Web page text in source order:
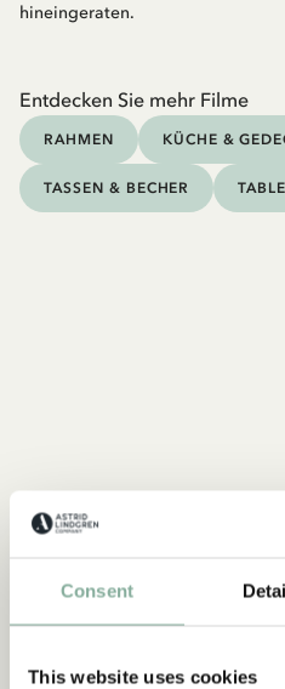
Consent
This website uses cookies
hineingeraten.
Entdecken Sie mehr Filme
RAHMEN KÜCHE &
TASSEN & BECHER